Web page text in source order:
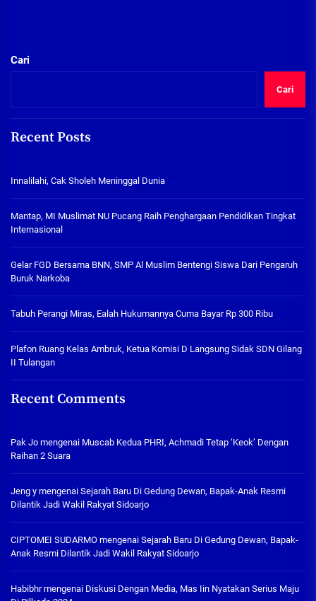
Cari
Cari
Recent Posts
Innalilahi, Cak Sholeh Meninggal Dunia
Mantap, MI Muslimat NU Pucang Raih Penghargaan Pendidikan Tingkat
Internasional
Gelar FGD Bersama BNN, SMP Al Muslim Bentengi Siswa Dari Pengaruh
Buruk Narkoba
Tabuh Perangi Miras, Ealah Hukumannya Cuma Bayar Rp 300 Ribu
Plafon Ruang Kelas Ambruk, Ketua Komisi D Langsung Sidak SDN Gilang
II Tulangan
Recent Comments
Pak Jo mengenai Muscab Kedua PHRI, Achmadi Tetap ‘Keok’ Dengan
Raihan 2 Suara
Jeng y mengenai Sejarah Baru Di Gedung Dewan, Bapak-Anak Resmi
Dilantik Jadi Wakil Rakyat Sidoarjo
CIPTOMEI SUDARMO mengenai Sejarah Baru Di Gedung Dewan, Bapak-
Anak Resmi Dilantik Jadi Wakil Rakyat Sidoarjo
Habibhrmengenai Diskusi Dengan Media, Mas Iin Nyatakan Serius Maju